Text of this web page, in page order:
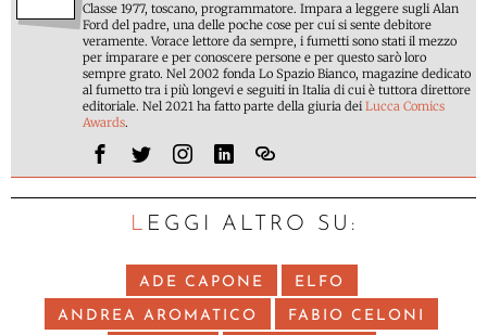
Classe 1977, toscano, programmatore. Impara a leggere sugli Alan
Ford del padre, una delle poche cose per cui si sente debitore
veramente. Vorace lettore da sempre, i fumetti sono stati il mezzo
per imparare e per conoscere persone e per questo sarò loro
sempre grato. Nel 2002 fonda Lo Spazio Bianco, magazine dedicato
al fumetto tra i più longevi e seguiti in Italia di cui è tuttora direttore
editoriale. Nel 2021 ha fatto parte della giuria deiLucca Comics
Awards.
LEGGI ALTRO SU:
ADE CAPONE ELFO
ANDREA AROMATICO FABIO CELONI